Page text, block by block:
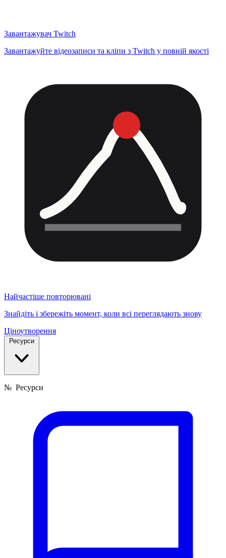
Завантажувач Twitch
Завантажуйте відеозаписи та кліпи з Twitch у повній якості
Найчастіше повторювані
Знайдіть і збережіть момент, коли всі переглядають знову
Ціноутворення
Ресурси
№ Ресурси